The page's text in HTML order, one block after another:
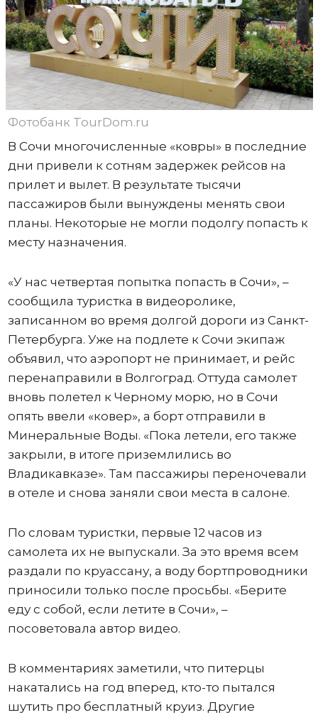
Фотобанк TourDom.ru
В Сочи многочисленные «ковры» в последние
дни привели к сотням задержек рейсов на
прилет и вылет. В результате тысячи
пассажиров были вынуждены менять свои
планы. Некоторые не могли подолгу попасть к
месту назначения.
«У нас четвертая попытка попасть в Сочи», –
сообщила туристка в видеоролике,
записанном во время долгой дороги из Санкт-
Петербурга. Уже на подлете к Сочи экипаж
объявил, что аэропорт не принимает, и рейс
перенаправили в Волгоград. Оттуда самолет
вновь полетел к Черному морю, но в Сочи
опять ввели «ковер», а борт отправили в
Минеральные Воды. «Пока летели, его также
закрыли, в итоге приземлились во
Владикавказе». Там пассажиры переночевали
в отеле и снова заняли свои места в салоне.
По словам туристки, первые 12 часов из
самолета их не выпускали. За это время всем
раздали по круассану, а воду бортпроводники
приносили только после просьбы. «Берите
еду с собой, если летите в Сочи», –
посоветовала автор видео.
В комментариях заметили, что питерцы
накатались на год вперед, кто-то пытался
шутить про бесплатный круиз. Другие